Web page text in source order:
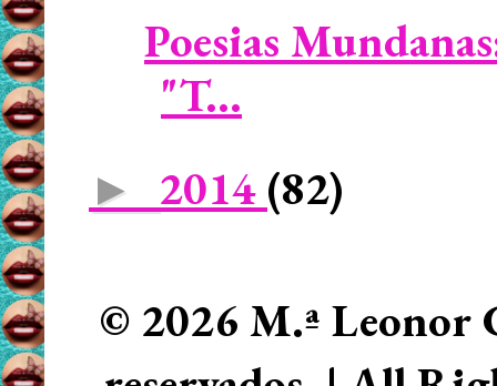
Poesias
"T...
► 2014 (82)
© 2026 M.ª Leonor